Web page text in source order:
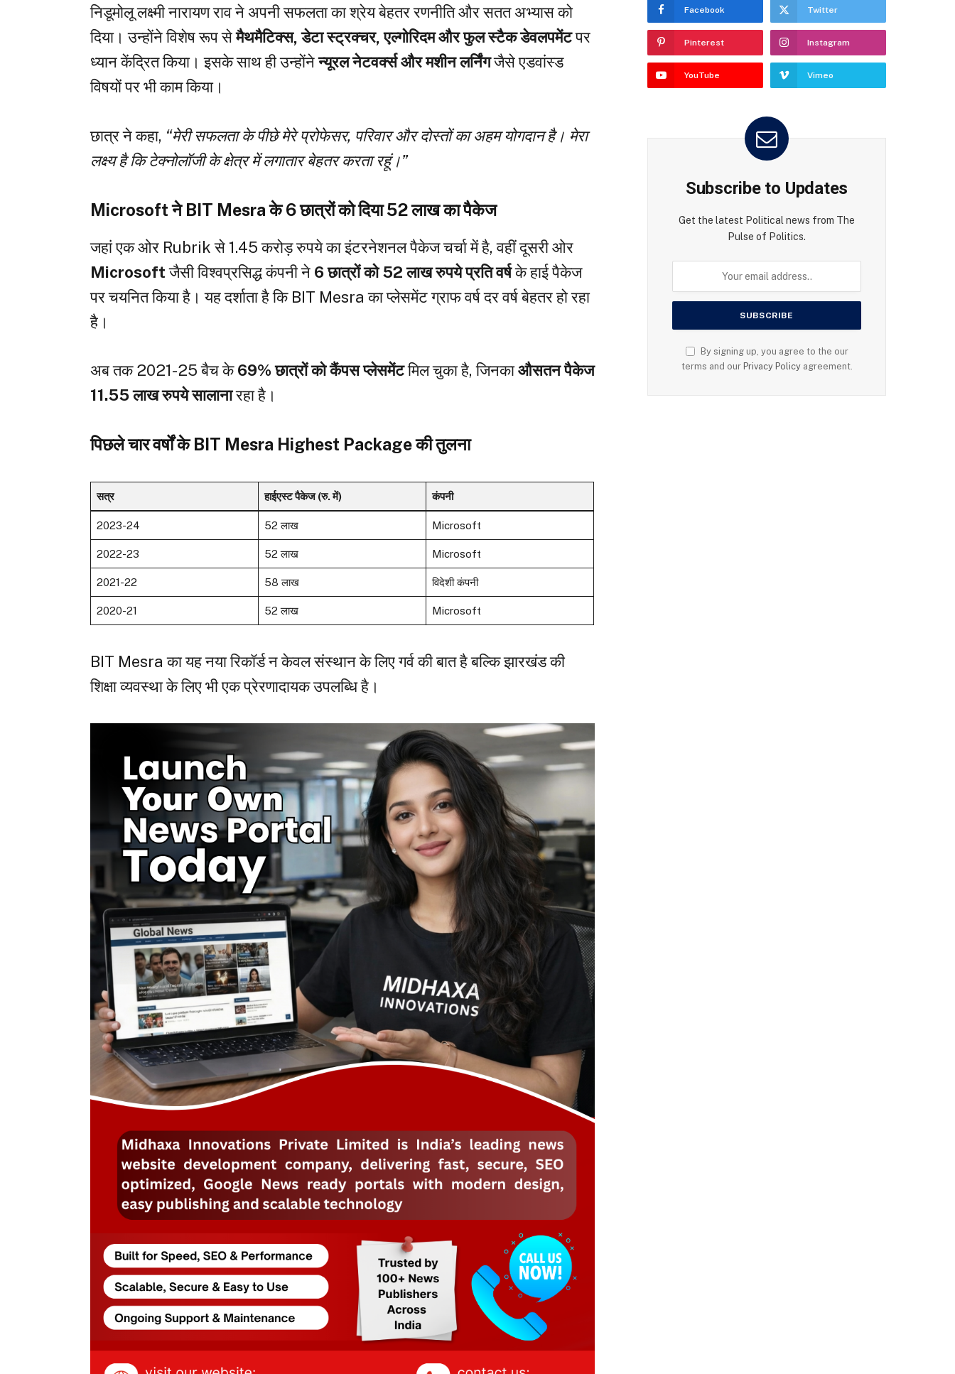
निडूमोलू लक्ष्मी नारायण राव ने अपनी सफलता का श्रेय बेहतर रणनीति और सतत अभ्यास को
दिया। उन्होंने विशेष रूप सेमैथमैटिक्स, डेटा स्ट्रक्चर, एल्गोरिदम और फुल स्टैक डेवलपमेंटपर
ध्यान केंद्रित किया। इसके साथ ही उन्होंनेन्यूरल नेटवर्क्स और मशीन लर्निंगजैसे एडवांस्ड
विषयों पर भी काम किया।
छात्र ने कहा, “मेरी सफलता के पीछे मेरे प्रोफेसर, परिवार और दोस्तों का अहम योगदान है। मेरा
लक्ष्य है कि टेक्नोलॉजी के क्षेत्र में लगातार बेहतर करता रहूं।”
Microsoft ने BIT Mesra के 6 छात्रों को दिया 52 लाख का पैकेज
जहां एक ओर Rubrik से 1.45 करोड़ रुपये का इंटरनेशनल पैकेज चर्चा में है, वहीं दूसरी ओर
Microsoftजैसी विश्वप्रसिद्ध कंपनी ने 6 छात्रों को 52 लाख रुपये प्रति वर्षके हाई पैकेज
पर चयनित किया है। यह दर्शाता है कि BIT Mesra का प्लेसमेंट ग्राफ वर्ष दर वर्ष बेहतर हो रहा
है।
अब तक 2021-25 बैच के69% छात्रों को कैंपस प्लेसमेंटमिल चुका है, जिनकाऔसतन पैकेज
11.55 लाख रुपये सालानारहा है।
पिछले चार वर्षों के BIT Mesra Highest Package की तुलना
सत्र हाईएस्ट पैकेज (रु. में) कंपनी
2023-24 ₹52 लाख Microsoft
2022-23 ₹52 लाख Microsoft
2021-22 ₹58 लाख विदेशी कंपनी
2020-21 ₹52 लाख Microsoft
BIT Mesra का यह नया रिकॉर्ड न केवल संस्थान के लिए गर्व की बात है बल्कि झारखंड की
शिक्षा व्यवस्था के लिए भी एक प्रेरणादायक उपलब्धि है।
Facebook Twitter
Pinterest Instagram
YouTube Vimeo
Subscribe to Updates
Get the latest Political news from The
Pulse of Politics.
By signing up, you agree to the our
terms and our Privacy Policyagreement.